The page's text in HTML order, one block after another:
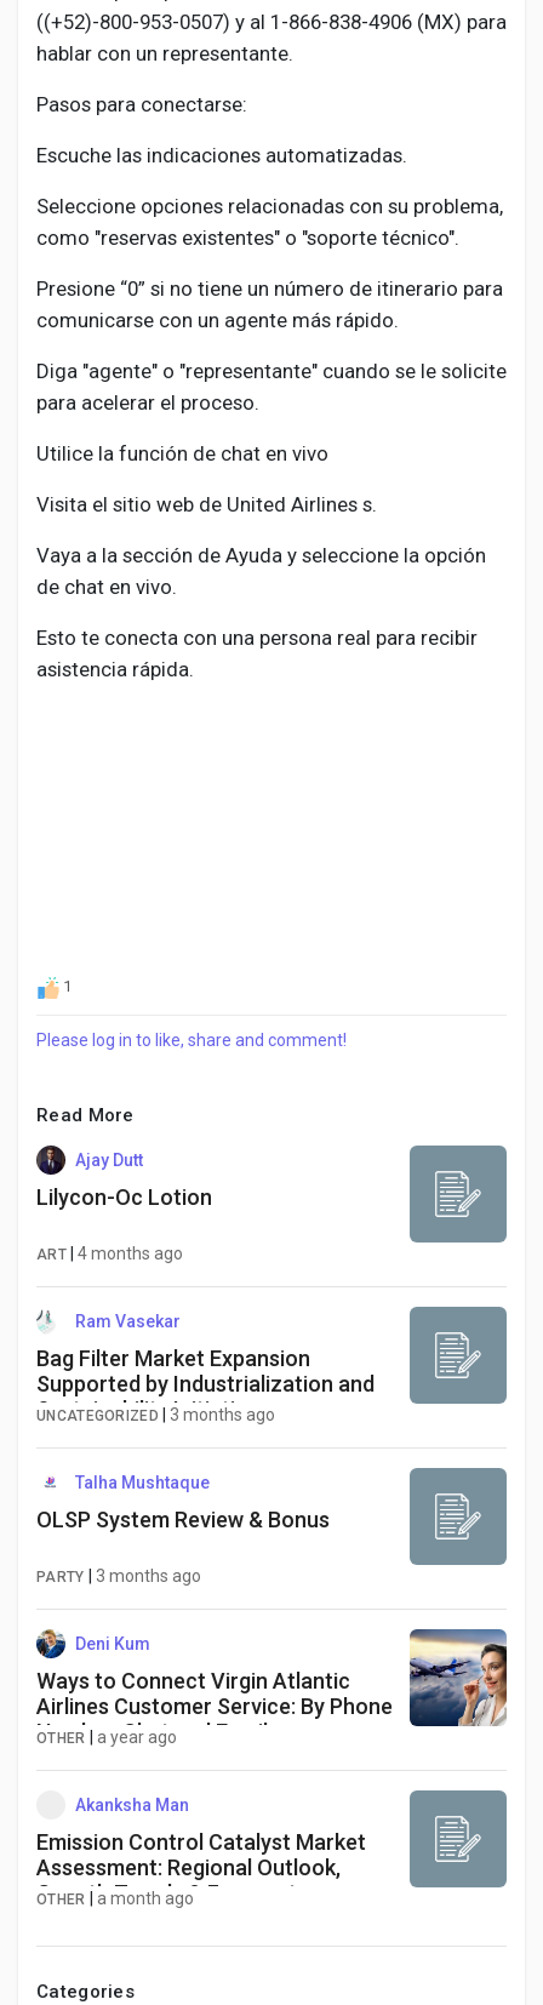
((+52)-800-953-0507) y al 1-866-838-4906 (MX) para
hablar con un representante.
Pasos para conectarse:
Escuche las indicaciones automatizadas.
Seleccione opciones relacionadas con su problema,
como "reservas existentes" o "soporte técnico".
Presione “0” si no tiene un número de itinerario para
comunicarse con un agente más rápido.
Diga "agente" o "representante" cuando se le solicite
para acelerar el proceso.
Utilice la función de chat en vivo
Visita el sitio web de United Airlines s.
Vaya a la sección de Ayuda y seleccione la opción
de chat en vivo.
Esto te conecta con una persona real para recibir
asistencia rápida.
1
Please log in to like, share and comment!
Read More
Ajay Dutt
Lilycon-Oc Lotion
ART| 4 months ago
Ram Vasekar
Bag Filter Market Expansion
Supported by Industrialization and
Sustainability Initiatives
UNCATEGORIZED 3 months ago
Talha Mushtaque
OLSP System Review & Bonus
PARTY 3 months ago
Deni Kum
Ways to Connect Virgin Atlantic
Airlines Customer Service: By Phone
Number, Chat and Email
OTHER a year ago
Akanksha Man
Emission Control Catalyst Market
Assessment: Regional Outlook,
Growth Trends & Forecast
OTHER a month ago
Categories